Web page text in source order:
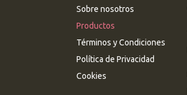
Sobre nosotros
Productos
Términos y Condiciones
Política de Privacidad
Cookies